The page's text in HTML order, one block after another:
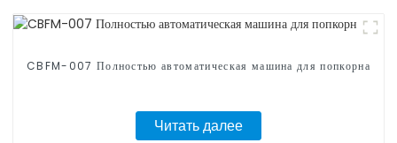
CBFM-007 Полностью автоматическая машина для попкорна
Читать далее